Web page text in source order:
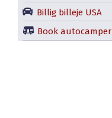
Billig billeje USA
Book autocamper